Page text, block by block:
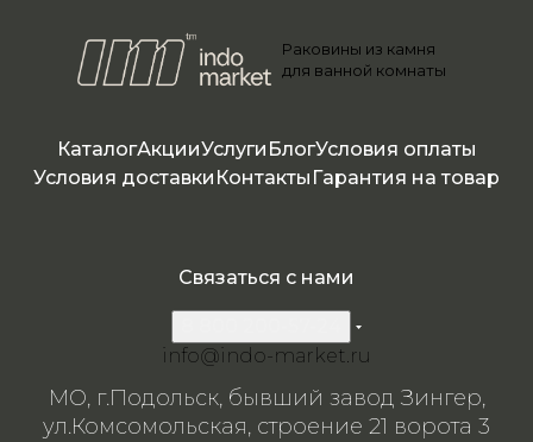
Раковины из камня
для ванной комнаты
КаталогАкцииУслуги БлогУсловия оплаты
Условия доставки Контакты Гарантия на товар
Связаться с нами
info@indo-market.ru
МО, г.Подольск, бывший завод Зингер,
ул.Комсомольская, строение 21 ворота 3